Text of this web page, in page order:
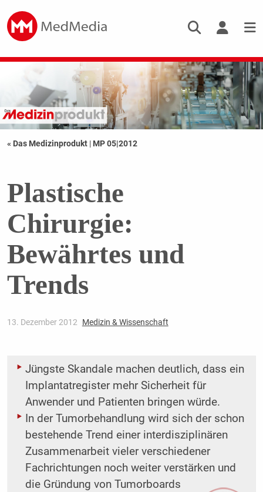
« Das Medizinprodukt | MP 05|2012
Plastische
Chirurgie:
Bewährtes und
Trends
13. Dezember 2012 Medizin & Wissenschaft
Jüngste Skandale machen deutlich, dass ein
Implantatregister mehr Sicherheit für
Anwender und Patienten bringen würde.
In der Tumorbehandlung wird sich der schon
bestehende Trend einer interdisziplinären
Zusammenarbeit vieler verschiedener
Fachrichtungen noch weiter verstärken und
die Gründung von Tumorboards